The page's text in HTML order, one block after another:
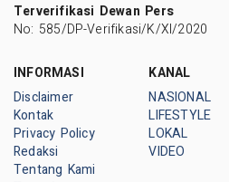
Terverifikasi Dewan Pers
No: 585/DP-Verifikasi/K/XI/2020
INFORMASI
Disclaimer
Kontak
Privacy Policy
Redaksi
Tentang Kami
KANAL
NASIONAL
LIFESTYLE
LOKAL
VIDEO